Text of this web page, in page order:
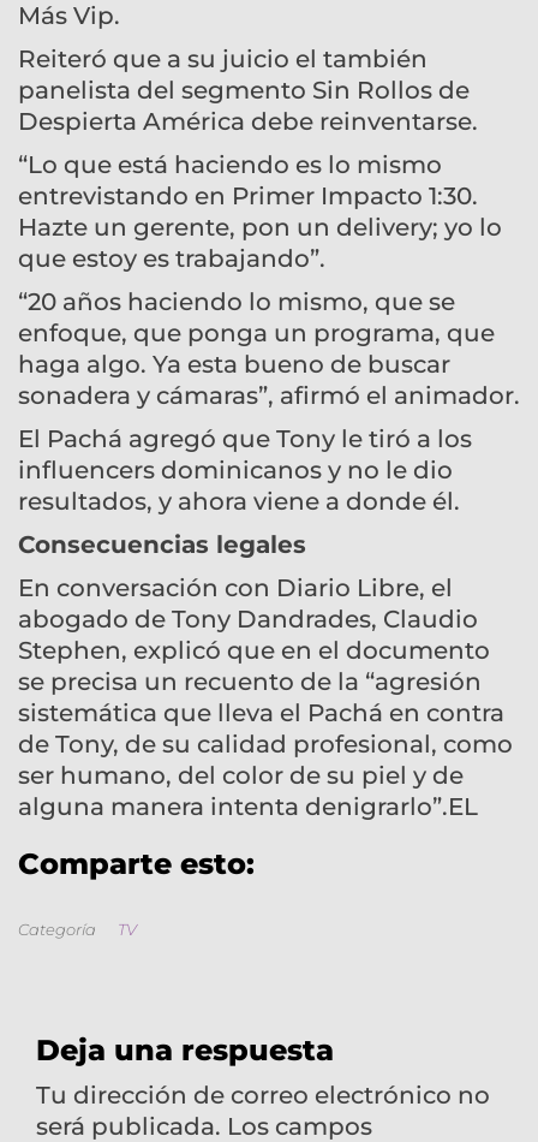
Más Vip.
Reiteró que a su juicio el también
panelista del segmento Sin Rollos de
Despierta América debe reinventarse.
“Lo que está haciendo es lo mismo
entrevistando en Primer Impacto 1:30.
Hazte un gerente, pon un delivery; yo lo
que estoy es trabajando”.
“20 años haciendo lo mismo, que se
enfoque, que ponga un programa, que
haga algo. Ya esta bueno de buscar
sonadera y cámaras”, afirmó el animador.
El Pachá agregó que Tony le tiró a los
influencers dominicanos y no le dio
resultados, y ahora viene a donde él.
Consecuencias legales
En conversación con Diario Libre, el
abogado de Tony Dandrades, Claudio
Stephen, explicó que en el documento
se precisa un recuento de la “agresión
sistemática que lleva el Pachá en contra
de Tony, de su calidad profesional, como
ser humano, del color de su piel y de
alguna manera intenta denigrarlo”.EL
Comparte esto:
Categoría TV
Deja una respuesta
Tu dirección de correo electrónico no
será publicada. Los campos